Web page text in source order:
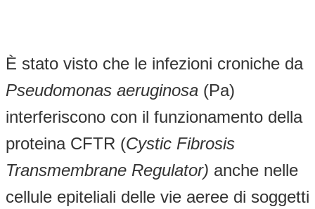
È stato visto che le infezioni croniche da
Pseudomonas aeruginosa (Pa)
interferiscono con il funzionamento della
proteina CFTR (Cystic Fibrosis
Transmembrane Regulator) anche nelle
cellule epiteliali delle vie aeree di soggetti